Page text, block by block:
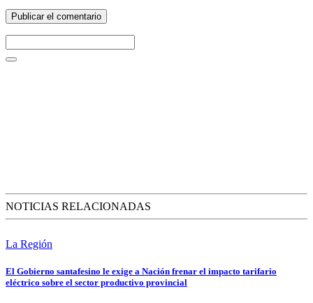
NOTICIAS RELACIONADAS
La Región
El Gobierno santafesino le exige a Nación frenar el impacto tarifario
eléctrico sobre el sector productivo provincial